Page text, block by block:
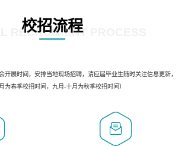
校招流程
RECRUIMENT PROCESS
开展时间，安排当地现场招聘，请应届毕业生随时关注信息更新，
为春季校招时间，九月-十月为秋季校招时间）